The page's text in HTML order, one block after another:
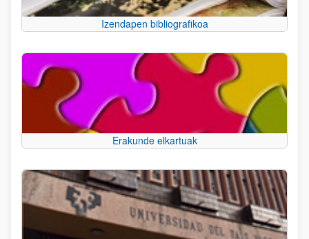
Izendapen bibliografikoa
Erakunde elkartuak